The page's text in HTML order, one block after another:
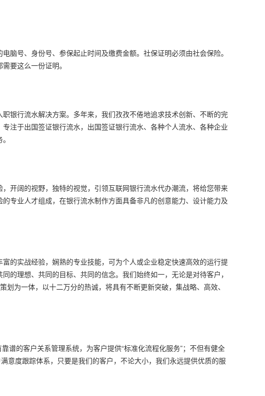
脑号、身份号、参保起止时间及缴费金额。社保证明必须由社会保险。
要这么一份证明。
银行流水解决方案。多年来，我们孜孜不倦地追求技术创新、不断的完
注于出国签证银行流水，出国签证银行流水、各种个人流水、各种企业
开阔的视野，独特的视觉，引领互联网银行流水代办潮流，将给您带来
专业人才组成，在银行流水制作方面具备非凡的创意能力、设计能力及
的实战经验，娴熟的专业技能，可为个人或企业稳定快速高效的运行提
的理想、共同的目标、共同的信念。我们始终如一，无论是对待客户，
为一体，以十二万分的热诚，将具有不断更新突破，集战略、高效、
谱的客户关系管理系统，为客户提供“标准化流程化服务”；不但有健全
意度跟踪体系，只要是我们的客户，不论大小，我们永远提供优质的服